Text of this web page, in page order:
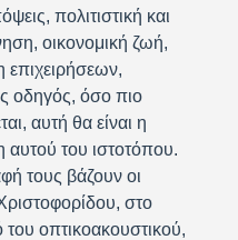
πολιτιστική και
οικονομική ζωή,
οδηγός, όσο πιο
αυτή θα είναι η
αυτού του ιστοτόπου.
τους βάζουν οι
στο
του οπτικοακουστικού,